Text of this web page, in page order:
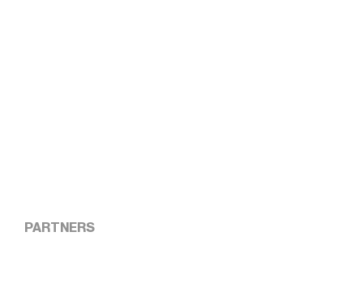
PARTNERS